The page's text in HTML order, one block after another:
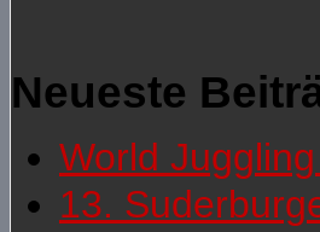
Neueste
World
13.